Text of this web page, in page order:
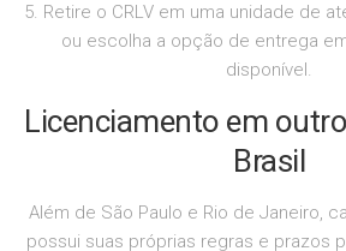
5. Retire o CRLV em uma unidade de
ou escolha a opção de entrega
disponível.
Licenciamento em
Brasil
Além de São Paulo e Rio de Janeiro,
possui suas próprias regras e prazos